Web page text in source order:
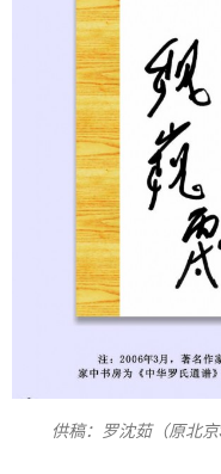
供稿：罗沈茹（原北